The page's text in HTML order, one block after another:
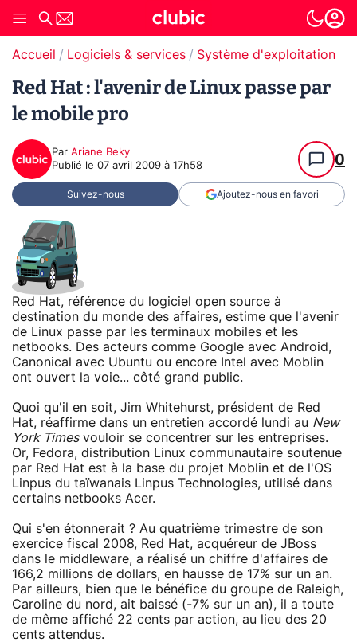
Accueil Logiciels & services Système d'exploitation
Red Hat : l'avenir de Linux passe par
le mobile pro
Par Ariane Beky
Publié le 07 avril 2009 à 17h58 0
Suivez-nous Ajoutez-nous en favori
Red Hat, référence du logiciel open source à
destination du monde des affaires, estime que l'avenir
de Linux passe par les terminaux mobiles et les
netbooks. Des acteurs comme Google avec Android,
Canonical avec Ubuntu ou encore Intel avec Moblin
ont ouvert la voie... côté grand public.
Quoi qu'il en soit, Jim Whitehurst, président de Red
Hat, réaffirme dans un entretien accordé lundi au New
York Timesvouloir se concentrer sur les entreprises.
Or, Fedora, distribution Linux communautaire soutenue
par Red Hat est à la base du projet Moblin et de l'OS
Linpus du taïwanais Linpus Technologies, utilisé dans
certains netbooks Acer.
Qui s'en étonnerait ? Au quatrième trimestre de son
exercice fiscal 2008, Red Hat, acquéreur de JBoss
dans le middleware, a réalisé un chiffre d'affaires de
166,2 millions de dollars, en hausse de 17% sur un an.
Par ailleurs, bien que le bénéfice du groupe de Raleigh,
Caroline du nord, ait baissé (-7% sur un an), il a toute
de même affiché 22 cents par action, au lieu des 20
cents attendus.